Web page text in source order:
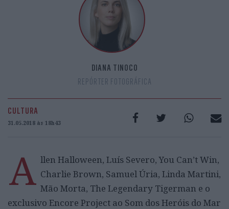
DIANA TINOCO
REPÓRTER FOTOGRÁFICA
CULTURA
31.05.2018 às 18h43
A llen Halloween, Luís Severo, You Can’t Win,
Charlie Brown, Samuel Úria, Linda Martini,
Mão Morta, The Legendary Tigerman e o
exclusivo Encore Project ao Som dos Heróis do Mar